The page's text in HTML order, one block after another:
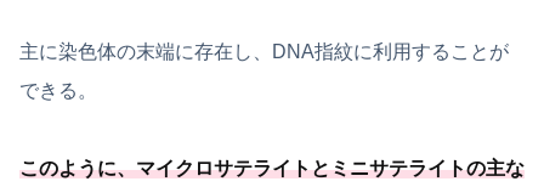
主に染色体の末端に存在し、DNA指紋に利用することが
できる。
このように、マイクロサテライトとミニサテライトの主な